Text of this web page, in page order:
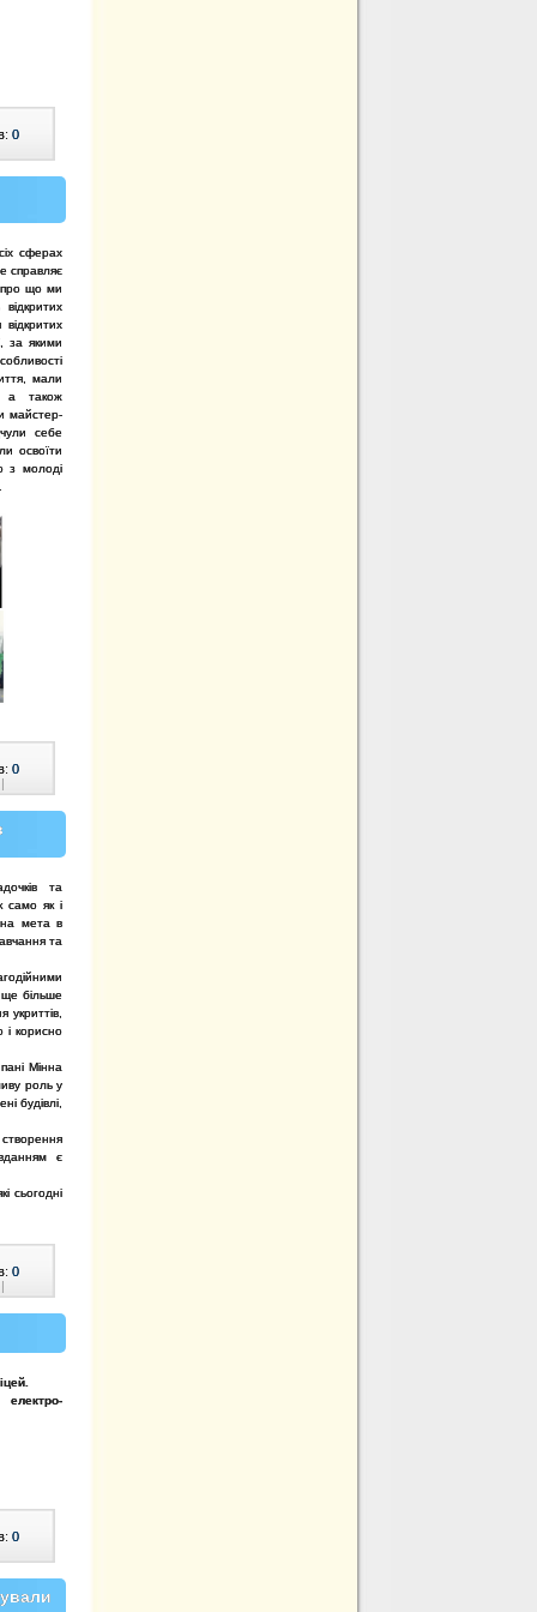
0
сферах
справляє
про що ми
за якими
мали
а також
майстер-
себе
освоїти
з молоді
0
|
та
само як і
мета в
та
ще більше
і корисно
Мінна
роль у
будівлі,
є
сьогодні
0
|
0